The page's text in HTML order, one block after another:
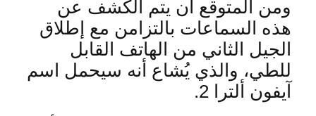
ومن المتوقع أن يتم الكشف عن
هذه السماعات بالتزامن مع إطلاق
الجيل الثاني من الهاتف القابل
للطي، والذي يُشاع أنه سيحمل اسم
آيفون ألترا 2
.